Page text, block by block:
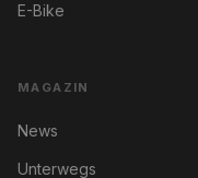
E-Bike
MAGAZIN
News
Unterwegs